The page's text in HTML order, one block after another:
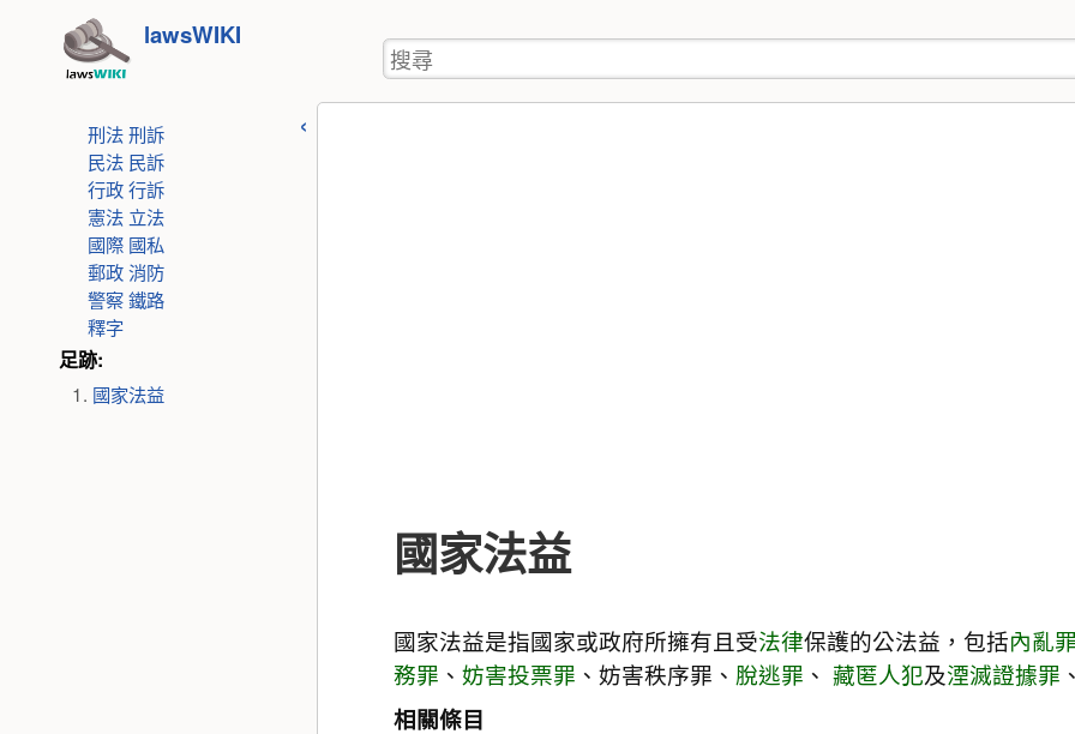
lawsWIKI
用
者
工
搜
尋
刑法刑訴
民法 民訴
行政行訴
憲法 立法
國際 國私
郵政消防
警察鐵路
釋字
足跡:
國家法益
國家法益
國家法益是指國家或政府所擁有且受法律保護的公法益，包括內亂
務罪 、 妨害投票罪 、妨害秩序罪、 脫逃罪 、 藏匿人犯及湮滅證據罪
相關條目